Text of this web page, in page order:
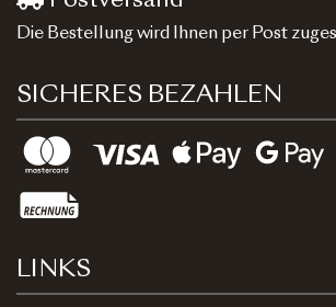
Die Bestellung wird Ihnen per Post
SICHERES BEZAHLEN
LINKS